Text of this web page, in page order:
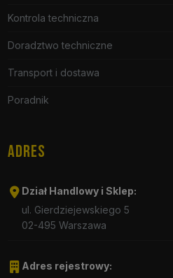
Kontrola techniczna
Doradztwo techniczne
Transport i dostawa
Poradnik
ADRES
Dział Handlowy i Sklep:
ul. Gierdziejewskiego 5
02-495 Warszawa
Adres rejestrowy: